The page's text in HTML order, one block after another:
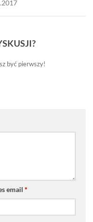
być pierwszy!
email *